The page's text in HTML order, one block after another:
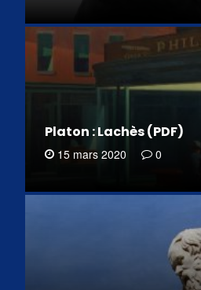
Platon : Lachès (PDF)
15 mars 2020 0